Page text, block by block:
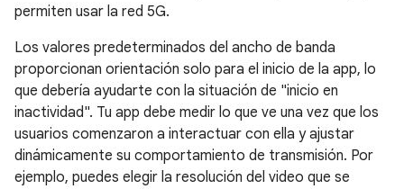
permiten usar la red 5G.
Los valores predeterminados del ancho de banda
proporcionan orientación solo para el inicio de la app, lo
que debería ayudarte con la situación de "inicio en
inactividad". Tu app debe medir lo que ve una vez que los
usuarios comenzaron a interactuar con ella y ajustar
dinámicamente su comportamiento de transmisión. Por
ejemplo, puedes elegir la resolución del video que se